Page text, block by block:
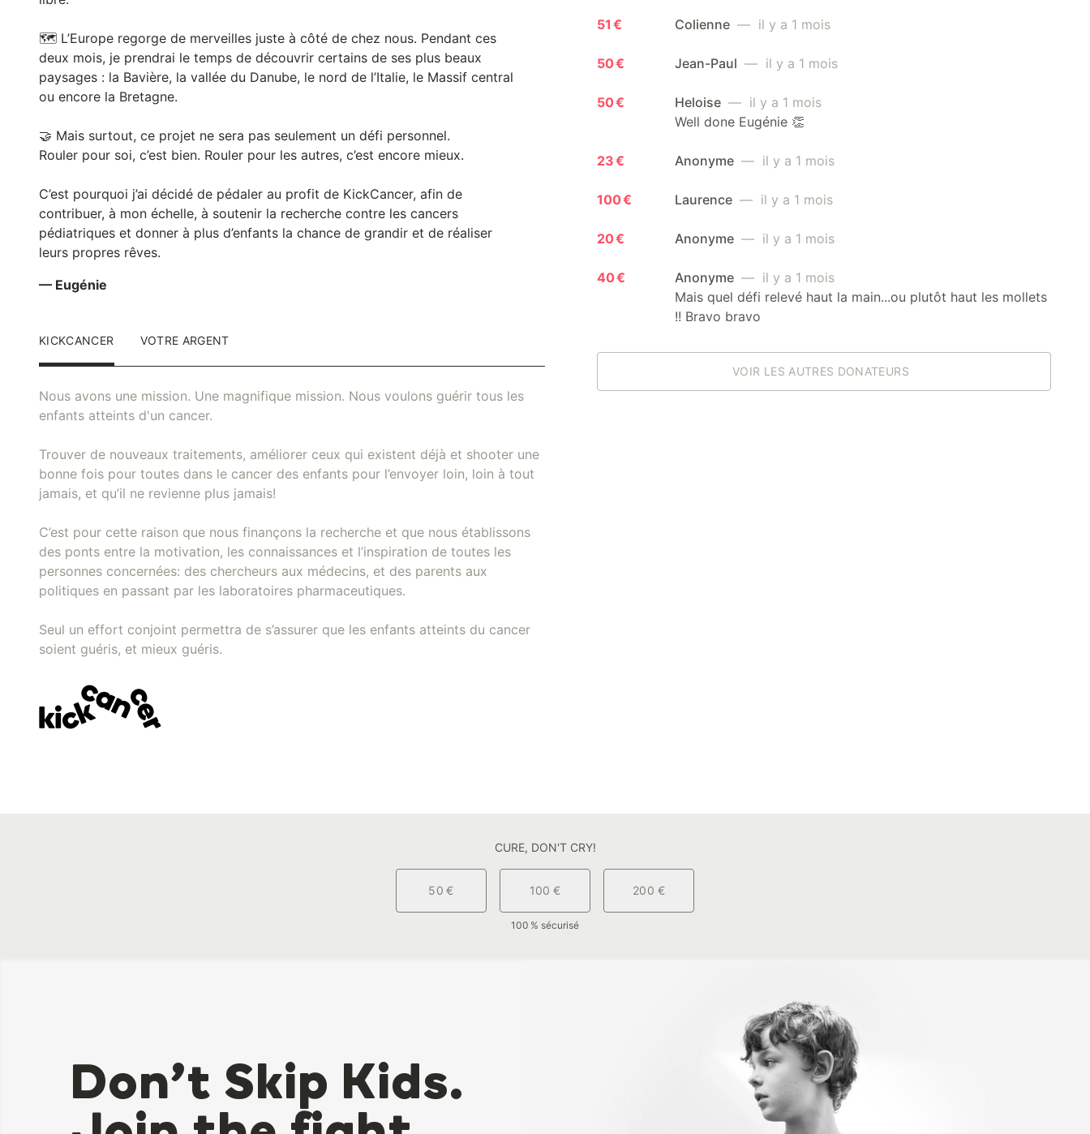
🗺️ L’Europe regorge de merveilles juste à côté de chez nous. Pendant ces
deux mois, je prendrai le temps de découvrir certains de ses plus beaux
paysages : la Bavière, la vallée du Danube, le nord de l’Italie, le Massif central
ou encore la Bretagne.
🤝 Mais surtout, ce projet ne sera pas seulement un défi personnel.
Rouler pour soi, c’est bien. Rouler pour les autres, c’est encore mieux.
C’est pourquoi j’ai décidé de pédaler au profit de KickCancer, afin de
contribuer, à mon échelle, à soutenir la recherche contre les cancers
pédiatriques et donner à plus d’enfants la chance de grandir et de réaliser
leurs propres rêves.
— Eugénie
KICKCANCER VOTRE ARGENT
Nous avons une mission. Une magnifique mission. Nous voulons guérir tous les
enfants atteints d'un cancer.
Trouver de nouveaux traitements, améliorer ceux qui existent déjà et shooter une
bonne fois pour toutes dans le cancer des enfants pour l’envoyer loin, loin à tout
jamais, et qu’il ne revienne plus jamais!
C’est pour cette raison que nous finançons la recherche et que nous établissons
des ponts entre la motivation, les connaissances et l’inspiration de toutes les
personnes concernées: des chercheurs aux médecins, et des parents aux
politiques en passant par les laboratoires pharmaceutiques.
Seul un effort conjoint permettra de s’assurer que les enfants atteints du cancer
soient guéris, et mieux guéris.
51 € Colienne — il y a 1 mois
50 € Jean-Paul — il y a 1 mois
50 € Heloise — il y a 1 mois
Well done Eugénie 👏
23 € Anonyme — il y a 1 mois
100 € Laurence — il y a 1 mois
20 € Anonyme — il y a 1 mois
40 € Anonyme — il y a 1 mois
Mais quel défi relevé haut la main...ou plutôt haut les mollets
!! Bravo bravo
VOIR LES AUTRES DONATEURS
CURE, DON'T CRY!
50 € 100 € 200 €
100 % sécurisé
Don’t Skip Kids.